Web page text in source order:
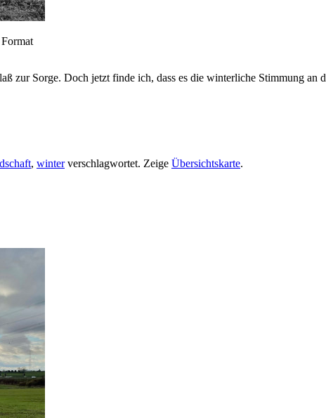
zur Sorge. Doch jetzt finde ich, dass es die winterliche Stimmung an
, winterverschlagwortet. Zeige Übersichtskarte.